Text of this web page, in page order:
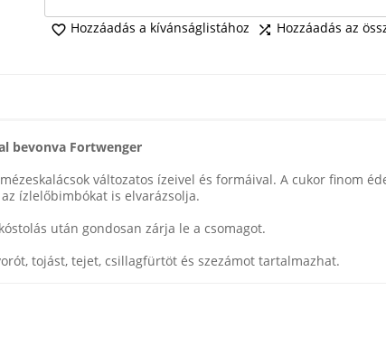
 Hozzáadás a kívánságlistához  Hozzáadás az
bevonva Fortwenger
változatos ízeivel és formáival. A cukor finom
ízlelőbimbókat is elvarázsolja.
után gondosan zárja le a csomagot.
tojást, tejet, csillagfürtöt és szezámot tartalmazhat.